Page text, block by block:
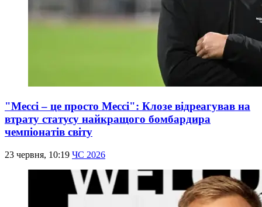
"Мессі – це просто Мессі": Клозе відреагував на
втрату статусу найкращого бомбардира
чемпіонатів світу
23 червня, 10:19 ЧС 2026